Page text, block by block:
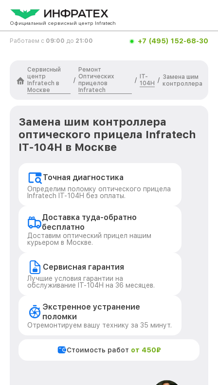
Официальный сервисный центр Infratech
Работаем с 09:00 до 21:00 +7 (495) 152-68-30
Сервисный
центр
Infratech в
Москве
/
Ремонт
Оптических
прицелов
Infratech
/
IT-
104H / Замена шим
контроллера
Замена шим контроллера
оптического прицела Infratech
IT-104H в Москве
Точная диагностика
Определим поломку оптического прицела
Infratech IT-104H без оплаты.
Доставка туда-обратно
бесплатно
Доставим оптический прицел нашим
курьером в Москве.
Сервисная гарантия
Лучшие условия гарантии на
обслуживание IT-104H на 36 месяцев.
Экстренное устранение
поломки
Отремонтируем вашу технику за 35 минут.
Стоимость работ от 450₽